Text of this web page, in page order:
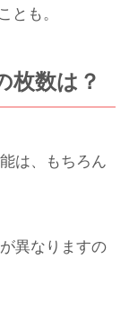
も。
枚数は？
は、もちろん
異なりますの